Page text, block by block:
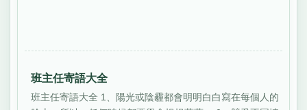
班主任寄語大全
班主任寄語大全 1、陽光或陰霾都會明明白白寫在每個人的